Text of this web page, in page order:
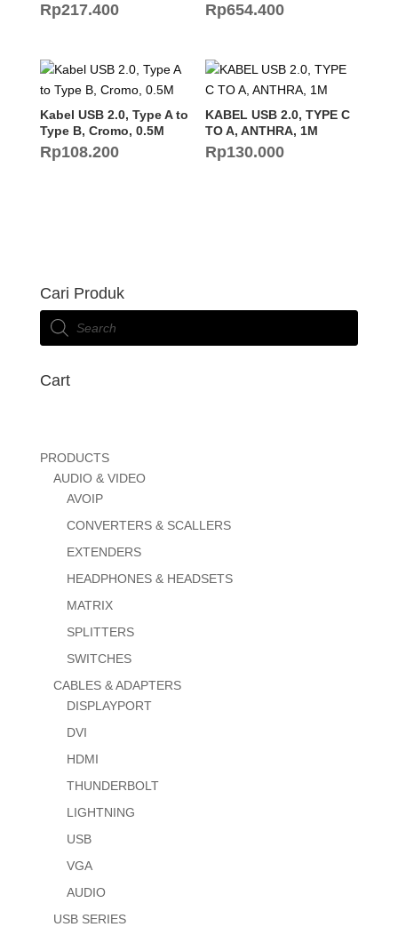
Rp217.400 Rp654.400
Kabel USB 2.0, Type A to
Type B, Cromo, 0.5M
Rp108.200
KABEL USB 2.0, TYPE C
TO A, ANTHRA, 1M
Rp130.000
Cari Produk
Products
search
Cart
PRODUCTS
AUDIO & VIDEO
AVOIP
CONVERTERS & SCALLERS
EXTENDERS
HEADPHONES & HEADSETS
MATRIX
SPLITTERS
SWITCHES
CABLES & ADAPTERS
DISPLAYPORT
DVI
HDMI
THUNDERBOLT
LIGHTNING
USB
VGA
AUDIO
USB SERIES